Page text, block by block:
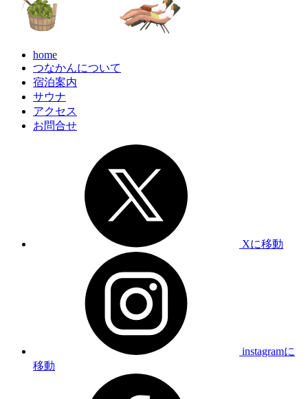
home
つなかんについて
宿泊案内
サウナ
アクセス
お問合せ
Xに移動
instagramに
移動